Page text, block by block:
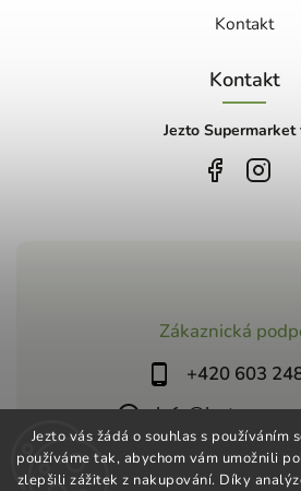
Jezto vás žádá o souhlas s používáním
používáme tak, abychom vám umožnili
zlepšili zážitek z nakupování. Díky
Zákaznická
+420 603
Kontakt
Kontakt
Jezto Supermarket